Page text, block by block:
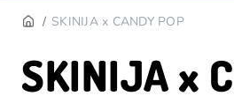
SKINIJA x CANDY POP
SKINIJA x